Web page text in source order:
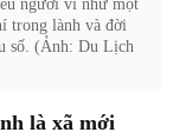
người ví như một
trong lành và đời
số. (Ảnh: Du Lịch
là xã mới